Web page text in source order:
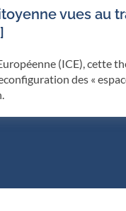
vues au
(ICE), cette
des «